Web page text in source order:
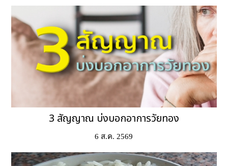
3 สัญญาณ บ่งบอกอาการวัยทอง
6 ส.ค. 2569